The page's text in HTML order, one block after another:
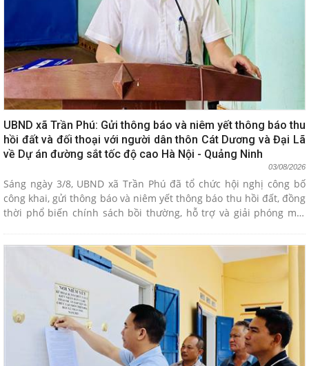
UBND xã Trần Phú: Gửi thông báo và niêm yết thông báo thu
hồi đất và đối thoại với người dân thôn Cát Dương và Đại Lã
về Dự án đường sắt tốc độ cao Hà Nội - Quảng Ninh
03/08/2026
Sáng ngày 3/8, UBND xã Trần Phú đã tổ chức hội nghị công bố
công khai, gửi thông báo và niêm yết thông báo thu hồi đất, đồng
thời phổ biến chính sách bồi thường, hỗ trợ và giải phóng mặt